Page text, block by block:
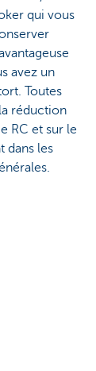
qui vous
avez un
Toutes
réduction
RC et sur le
dans les